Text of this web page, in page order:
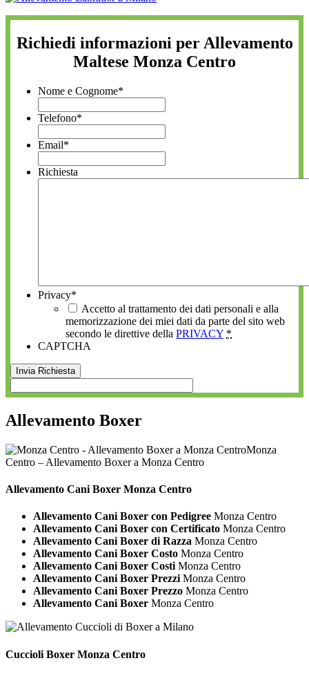
Richiedi informazioni per Allevamento
Maltese Monza Centro
Nome e Cognome*
Telefono*
Email*
Richiesta
Privacy*
Accetto al trattamento dei dati personali e alla
memorizzazione dei miei dati da parte del sito web
secondo le direttive della PRIVACY *
CAPTCHA
Allevamento Boxer
Monza
Centro – Allevamento Boxer a Monza Centro
Allevamento Cani Boxer Monza Centro
Allevamento Cani Boxer con Pedigree Monza Centro
Allevamento Cani Boxer con Certificato Monza Centro
Allevamento Cani Boxer di Razza Monza Centro
Allevamento Cani Boxer Costo Monza Centro
Allevamento Cani Boxer Costi Monza Centro
Allevamento Cani Boxer Prezzi Monza Centro
Allevamento Cani Boxer Prezzo Monza Centro
Allevamento Cani Boxer Monza Centro
Cuccioli Boxer Monza Centro